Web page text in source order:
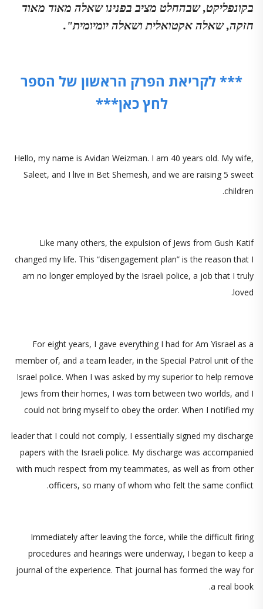
בקונפליקט, שבהחלט מציב בפנינו שאלה מאוד מאוד
חזקה, שאלה אקטואלית ושאלה יומיומית".
*** לקריאת הפרק הראשון של הספר
לחץ כאן***
Hello, my name is Avidan Weizman. I am 40 years old. My wife,
Saleet, and I live in Bet Shemesh, and we are raising 5 sweet
children.
Like many others, the expulsion of Jews from Gush Katif
changed my life. This “disengagement plan” is the reason that I
am no longer employed by the Israeli police, a job that I truly
loved.
For eight years, I gave everything I had for Am Yisrael as a
member of, and a team leader, in the Special Patrol unit of the
Israel police. When I was asked by my superior to help remove
Jews from their homes, I was torn between two worlds, and I
could not bring myself to obey the order. When I notified my
leader that I could not comply, I essentially signed my discharge
papers with the Israeli police. My discharge was accompanied
with much respect from my teammates, as well as from other
officers, so many of whom who felt the same conflict.
Immediately after leaving the force, while the difficult firing
procedures and hearings were underway, I began to keep a
journal of the experience. That journal has formed the way for
a real book.